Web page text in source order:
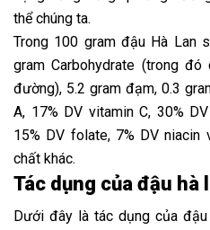
thể chúng ta.
Trong 100 gram đậu Hà Lan
gram Carbohydrate (trong
đường), 5.2 gram đạm, 0.3
A, 17% DV vitamin C, 30%
15% DV folate, 7% DV niacin
chất khác.
Tác dụng của đậu hà
Dưới đây là tác dụng của